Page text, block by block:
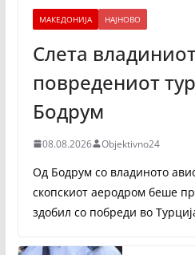
МАКЕДОНИЈА НАЈНОВО
Слета
повредениот
Бодрум
08.08.2026 Objektivno24
Од Бодрум со владиното
скопскиот аеродром беше
здобил со побреди во